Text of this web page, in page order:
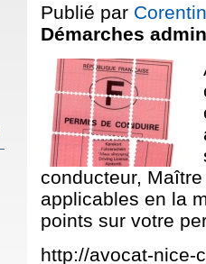
Publié par
Démarches
conducteur,
applicables en la
points sur votre
http://avocat-nice-